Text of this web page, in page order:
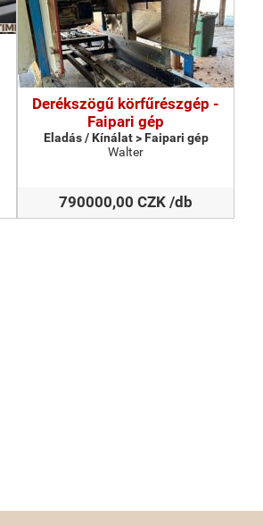
Derékszögű körfűrészgép -
Faipari gép
Eladás / Kínálat > Faipari gép
Walter
790000,00 CZK /db